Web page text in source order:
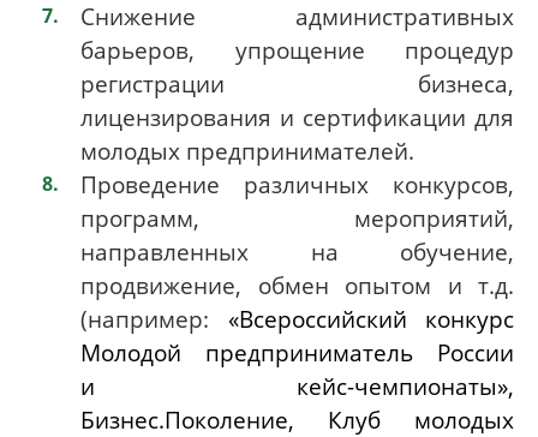
Снижение административных
барьеров, упрощение процедур
регистрации бизнеса,
лицензирования и сертификации для
молодых предпринимателей.
Проведение различных конкурсов,
программ, мероприятий,
направленных на обучение,
продвижение, обмен опытом и т.д.
(например: «Всероссийский конкурс
Молодой предприниматель России
и кейс-чемпионаты»,
Бизнес.Поколение, Клуб молодых